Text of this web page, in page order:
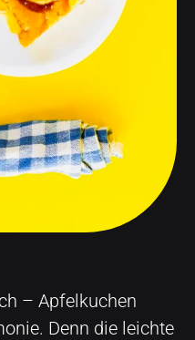
– Apfelkuchen
Denn die leichte